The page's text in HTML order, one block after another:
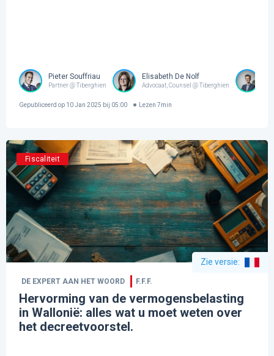
Pieter Souffriau
Partner @ Tiberghien
Elisabeth De Nolf
Advocaat, Counsel @ Tiberghien
Gepubliceerd op 10 Jan 2025 bij 05:00 Lezen 7min
Fiscaliteit
Zie versie:
DE EXPERT AAN HET WOORD F.F.F.
Hervorming van de vermogensbelasting
in Wallonië: alles wat u moet weten over
het decreetvoorstel.